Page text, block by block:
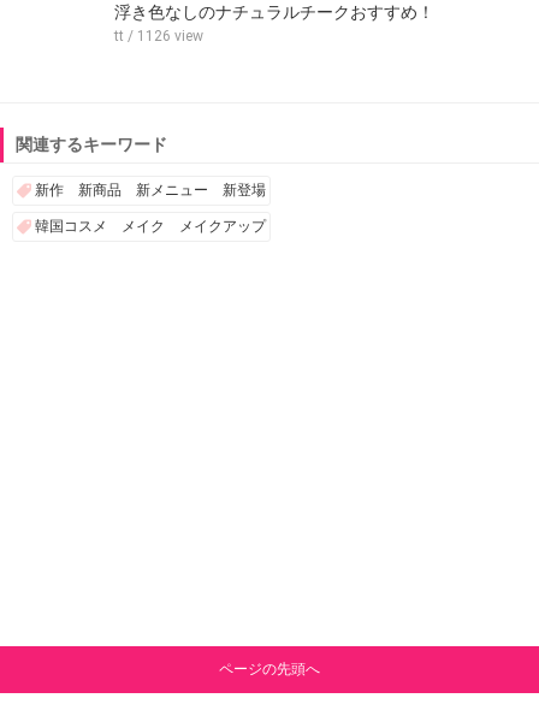
浮き色なしのナチュラルチークおすすめ！
tt / 1126 view
関連するキーワード
新作 新商品 新メニュー 新登場
韓国コスメ メイク メイクアップ
ページの先頭へ